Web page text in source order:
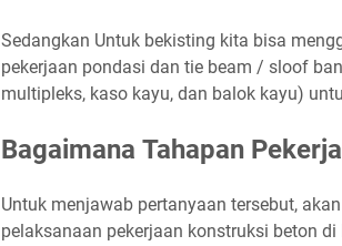
Sedangkan Untuk bekisting kita bisa
pekerjaan pondasi dan tie beam / sloof
multipleks, kaso kayu, dan balok kayu)
Bagaimana Tahapan
Untuk menjawab pertanyaan tersebut,
pelaksanaan pekerjaan konstruksi beton